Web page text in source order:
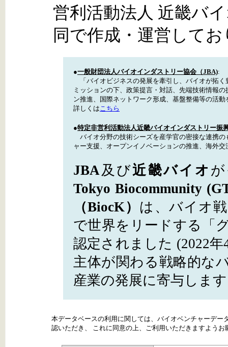
営利活動法人 近畿バ
同で作成・運営して
●一般財団法人バイオインダストリー協会（JBA):
「バイオビジネスの発展を牽引し、バイオが拓
ミッションの下、政策提言・対話、先端技術情報
ン推進、国際ネットワーク形成、基盤整備等の活
詳しくはこちら
●特定非営利活動法人近畿バイオインダストリー振
バイオ分野の技術シーズを産学官の密接な連携
ャー支援、オープンイノベーションの推進、海外
JBA及び近畿バイオ
Tokyo Biocommunity
（BiocK） は、バイオ
で世界をリードする「
認定されました (2022
主体が関わる戦略的な
産業の発展に寄与しま
本データベースの利用に関しては、バイオベンチャーデ
認いただき、 これに同意の上、ご利用いただきますよう